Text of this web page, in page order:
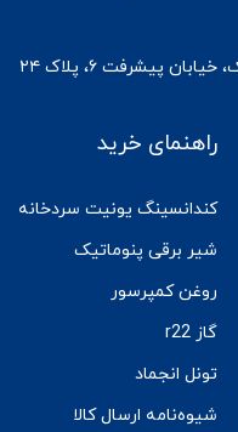
پیشرفت ۶، پلاک ۲۴
راهنمای خرید
کندانسینگ یونیت سردخانه
شیر برقی پنوماتیک
روغن کمپرسور
گاز r22
تونل انجماد
شیوه‌نامه ارسال کالا